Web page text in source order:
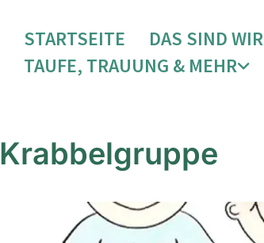
STARTSEITE DAS SIND WIR
TAUFE, TRAUUNG & MEHR
Krabbelgruppe